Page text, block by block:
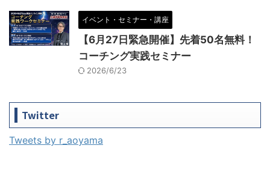
イベント・セミナー・講座
【6月27日緊急開催】先着50名無料！
コーチング実践セミナー
2026/6/23
Twitter
Tweets by r_aoyama